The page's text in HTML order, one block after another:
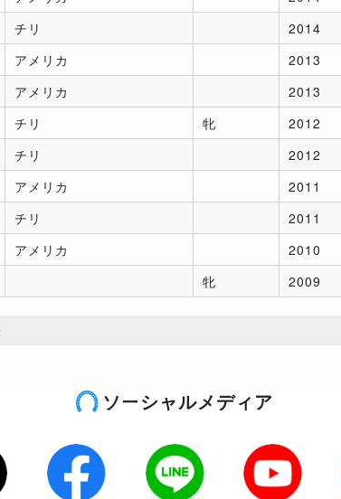
チリ
2014
アメリカ
2013
アメリカ
2013
チリ 牝 2012
チリ
2012
アメリカ
2011
チリ
2011
アメリカ
2010
牝 2009
ソーシャルメディア